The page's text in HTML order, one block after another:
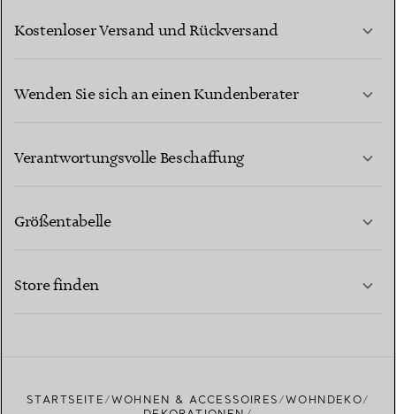
Kostenloser Versand und Rückversand
Wenden Sie sich an einen Kundenberater
Verantwortungsvolle Beschaffung
Größentabelle
Store finden
STARTSEITE WOHNEN & ACCESSOIRES
WOHNDEKO